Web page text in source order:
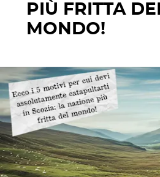
PIÙ FRITTA
MONDO!